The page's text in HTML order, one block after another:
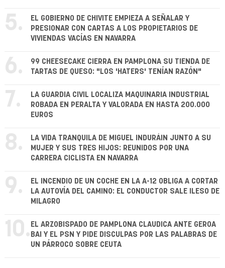
5.
EL GOBIERNO DE CHIVITE EMPIEZA A SEÑALAR Y
PRESIONAR CON CARTAS A LOS PROPIETARIOS DE
VIVIENDAS VACÍAS EN NAVARRA
6.
99 CHEESECAKE CIERRA EN PAMPLONA SU TIENDA DE
TARTAS DE QUESO: "LOS 'HATERS' TENÍAN RAZÓN"
7.
LA GUARDIA CIVIL LOCALIZA MAQUINARIA INDUSTRIAL
ROBADA EN PERALTA Y VALORADA EN HASTA 200.000
EUROS
8.
LA VIDA TRANQUILA DE MIGUEL INDURÁIN JUNTO A SU
MUJER Y SUS TRES HIJOS: REUNIDOS POR UNA
CARRERA CICLISTA EN NAVARRA
9.
EL INCENDIO DE UN COCHE EN LA A-12 OBLIGA A CORTAR
LA AUTOVÍA DEL CAMINO: EL CONDUCTOR SALE ILESO DE
MILAGRO
10. EL ARZOBISPADO DE PAMPLONA CLAUDICA ANTE GEROA
BAI Y EL PSN Y PIDE DISCULPAS POR LAS PALABRAS DE
UN PÁRROCO SOBRE CEUTA